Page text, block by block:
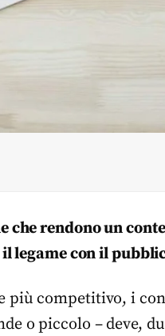
che rendono un
legame con il
più competitivo, i
o piccolo – deve,